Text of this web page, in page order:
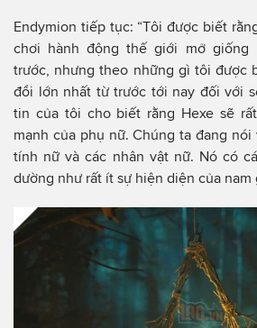
Endymion tiếp tục: “Tôi được biết
chơi hành động thế giới mở giống
trước, nhưng theo những gì tôi được
đổi lớn nhất từ trước tới nay đối với
tin của tôi cho biết rằng Hexe sẽ
mạnh của phụ nữ. Chúng ta đang
tính nữ và các nhân vật nữ. Nó có
dường như rất ít sự hiện diện của nam